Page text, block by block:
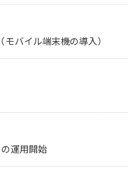
バイル端末機の導入）
の運用開始